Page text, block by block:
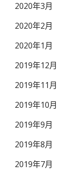
2020年3月
2020年2月
2020年1月
2019年12月
2019年11月
2019年10月
2019年9月
2019年8月
2019年7月